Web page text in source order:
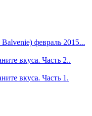
февраль 2015...
вкуса. Часть 2..
вкуса. Часть 1.